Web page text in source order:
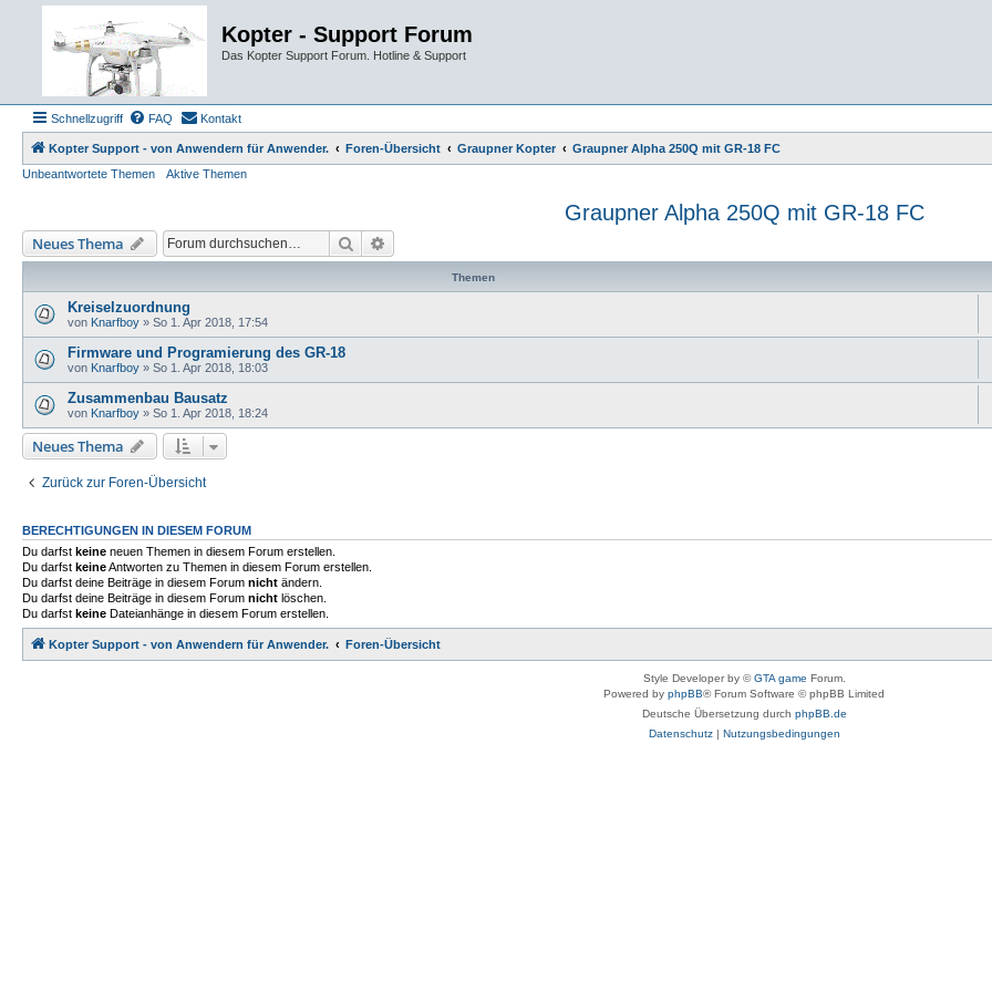
Kopter - Support Forum
Das Kopter Support Forum. Hotline & Support
Schnellzugriff FAQ Kontakt
Kopter Support - von Anwendern für Anwender. Foren-Übersicht Graupner Kopter
Graupner Alpha 250Q mit GR-18 FC
Unbeantwortete Themen
Aktive Themen
Graupner Alpha 250Q mit GR-18 FC
Neues Thema Suche
Themen
Kreiselzuordnung
von Knarfboy » So 1. Apr 2018, 17:54
Firmware und Programierung des GR-18
von Knarfboy » So 1. Apr 2018, 18:03
Zusammenbau Bausatz
von Knarfboy » So 1. Apr 2018, 18:24
Neues Thema
Zurück zur Foren-Übersicht
BERECHTIGUNGEN IN DIESEM FORUM
Du darfst keine neuen Themen in diesem Forum erstellen.
Du darfst keineAntworten zu Themen in diesem Forum erstellen.
Du darfst deine Beiträge in diesem Forum nicht ändern.
Du darfst deine Beiträge in diesem Forum nicht löschen.
Du darfst keine Dateianhänge in diesem Forum erstellen.
Kopter Support - von Anwendern für Anwender. Foren-Übersicht
Style Developer by ©GTA game Forum.
Powered by phpBB® Forum Software © phpBB Limited
Deutsche Übersetzung durch phpBB.de
Datenschutz| Nutzungsbedingungen